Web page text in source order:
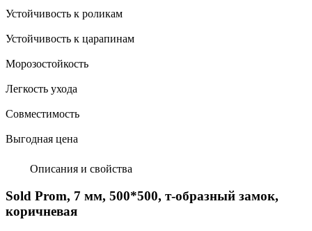
Устойчивость к роликам
Устойчивость к царапинам
Морозостойкость
Легкость ухода
Совместимость
Выгодная цена
Описания и свойства
Sold Prom, 7 мм, 500*500, т-образный замок,
коричневая